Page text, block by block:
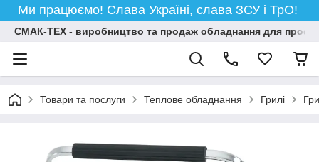
Ми працюємо! Слава Україні, слава ЗСУ і ТрО!
СМАК-ТЕХ - виробництво та продаж обладнання для
Товари та послуги Теплове обладнання Грилі